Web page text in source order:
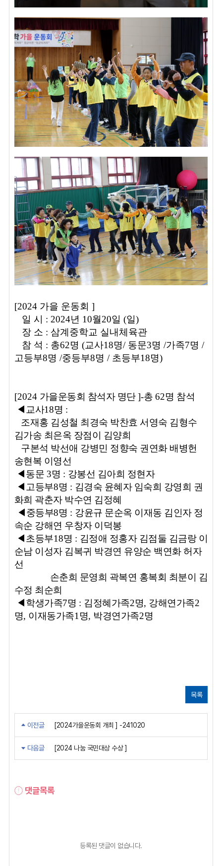
[2024 가을 운동회 ]
일 시 : 2024년 10월20일 (일)
장 소 : 삼계중학교 실내체육관
참 석 : 총62명 (교사18명/ 동문3명 /가족7명 /
고등부8명 /중등부8명 / 초등부18명)
[2024 가을운동회 참석자 명단]-총62명 참석
◀ 교사18명 :
조재홍 김성철 최경숙 박찬효 서영숙 김형수
김가송 최은옥 장점이 김양희
구본석 박선애 강병민 정향숙 권연화 배병헌
송현복 이영선
◀ 동문 3명 : 강봉선 김아희 정현자
◀ 고등부8명 : 김경숙 윤혜자 임숙희 강영희 권
화희 곽춘자 박수연 김정혜
◀ 중등부8명 : 강윤규 문순옥 이재동 김인자 정
속순 강해연 우창자 이덕봉
◀ 초등부18명 : 김정애 정홍자 김점둘 김금랑 이
순남 이성자 김복귀 박경연 유양순 백연화 허자
선
손춘희 문영희 곽복연 홍복회 최분이 김
수정 최순희
◀ 학생가족7명 : 김정혜가족2명, 강해연가족2
명, 이재동가족1 명, 박경연가족2명
목록
이전글 [2024가을운동회 개최 ] -241020
다음글 [2024 나눔 국민대상 수상 ]
댓글목록
등록된 댓글이 없습니다.